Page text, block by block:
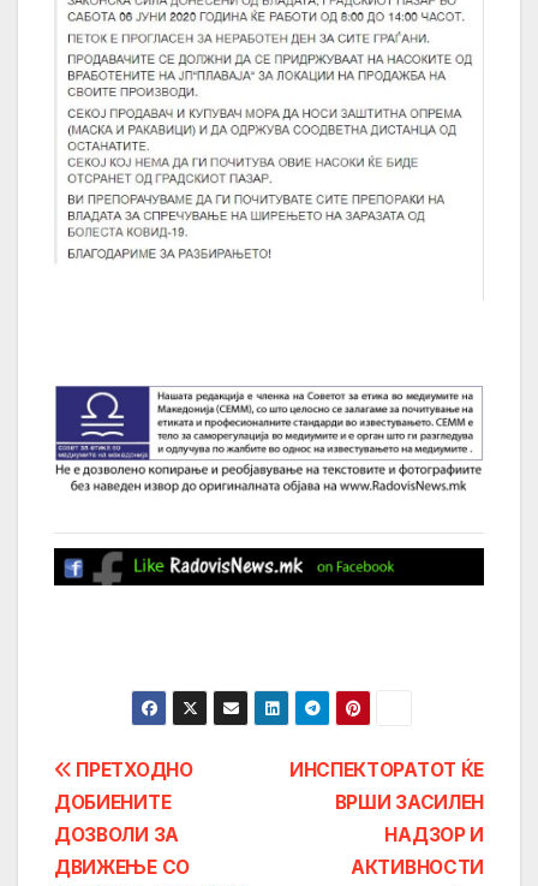
Post
navigation
ИНСПЕКТОРАТОТ ЌЕ
ВРШИ ЗАСИЛЕН
НАДЗОР И
АКТИВНОСТИ
ПРЕТХОДНО
ДОБИЕНИТЕ
ДОЗВОЛИ ЗА
ДВИЖЕЊЕ СО